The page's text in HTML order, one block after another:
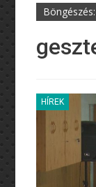
HÍREK